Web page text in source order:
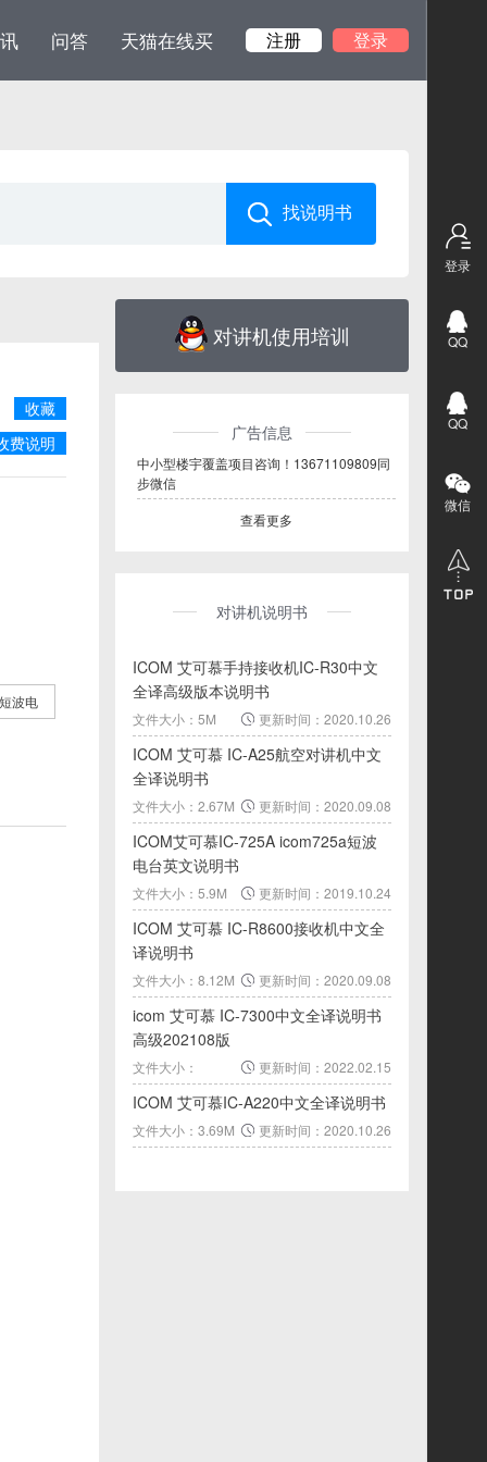
问答 天猫在线买 注册 登录
收藏
费说明
波电
对讲机使用培训
广告信息
中小型楼宇覆盖项目咨询！13671109809同
步微信
查看更多
对讲机说明书
ICOM 艾可慕手持接收机IC-R30中文
全译高级版本说明书
更新时间：2020.10.26
文件大小：5M
ICOM 艾可慕 IC-A25航空对讲机中文
全译说明书
更新时间：2020.09.08
文件大小：2.67M
ICOM艾可慕IC-725A icom725a短波
电台英文说明书
更新时间：2019.10.24
文件大小：5.9M
ICOM 艾可慕 IC-R8600接收机中文全
译说明书
更新时间：2020.09.08
文件大小：8.12M
icom 艾可慕 IC-7300中文全译说明书
高级202108版
更新时间：2022.02.15
文件大小：
25.36M
ICOM 艾可慕IC-A220中文全译说明书
更新时间：2020.10.26
文件大小：3.69M
登录
QQ
QQ
微信